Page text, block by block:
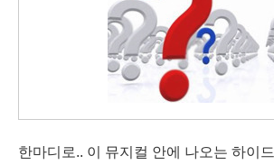
한마디로.. 이 뮤지컬 안에 나오는 하이드